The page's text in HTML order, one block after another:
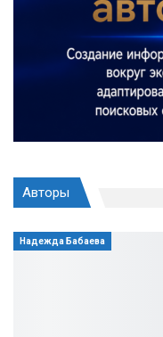
Авторы
Надежда Бабаева